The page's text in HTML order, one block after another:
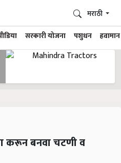
सरकारी योजना पशुधन हवामान
मराठी
करून बनवा चटणी व